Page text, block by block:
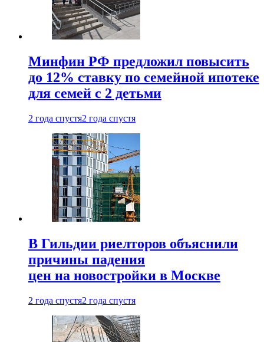
Минфин РФ предложил повысить
до 12% ставку по семейной ипотеке
для семей с 2 детьми
2 года спустя2 года спустя
В Гильдии риелторов объяснили
причины падения
цен на новостройки в Москве
2 года спустя2 года спустя